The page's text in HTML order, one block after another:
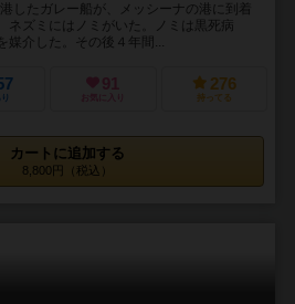
したガレー船が、メッシーナの港に到着
ネズミにはノミがいた。ノミは黒死病
媒介した。その後４年間...
91
お気に入り
276
持ってる
カートに追加する
8,800円（税込）